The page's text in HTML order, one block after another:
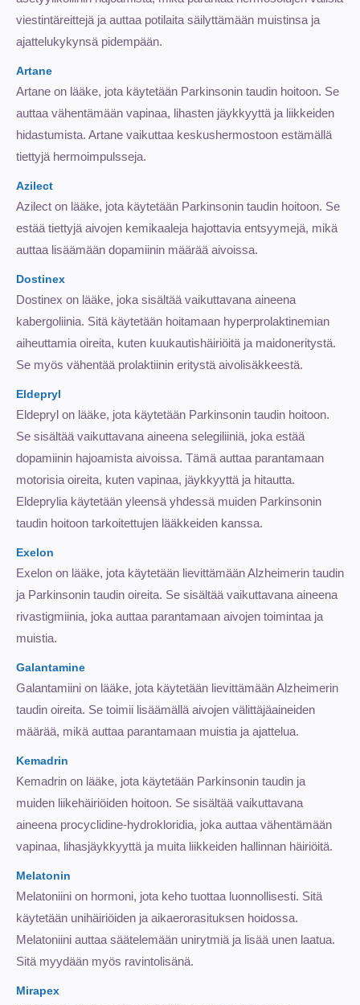
viestintäreittejä ja auttaa potilaita säilyttämään muistinsa ja
ajattelukykynsä pidempään.
Artane
Artane on lääke, jota käytetään Parkinsonin taudin hoitoon. Se
auttaa vähentämään vapinaa, lihasten jäykkyyttä ja liikkeiden
hidastumista. Artane vaikuttaa keskushermostoon estämällä
tiettyjä hermoimpulsseja.
Azilect
Azilect on lääke, jota käytetään Parkinsonin taudin hoitoon. Se
estää tiettyjä aivojen kemikaaleja hajottavia entsyymejä, mikä
auttaa lisäämään dopamiinin määrää aivoissa.
Dostinex
Dostinex on lääke, joka sisältää vaikuttavana aineena
kabergoliinia. Sitä käytetään hoitamaan hyperprolaktinemian
aiheuttamia oireita, kuten kuukautishäiriöitä ja maidoneritystä.
Se myös vähentää prolaktiinin eritystä aivolisäkkeestä.
Eldepryl
Eldepryl on lääke, jota käytetään Parkinsonin taudin hoitoon.
Se sisältää vaikuttavana aineena selegiliiniä, joka estää
dopamiinin hajoamista aivoissa. Tämä auttaa parantamaan
motorisia oireita, kuten vapinaa, jäykkyyttä ja hitautta.
Eldeprylia käytetään yleensä yhdessä muiden Parkinsonin
taudin hoitoon tarkoitettujen lääkkeiden kanssa.
Exelon
Exelon on lääke, jota käytetään lievittämään Alzheimerin taudin
ja Parkinsonin taudin oireita. Se sisältää vaikuttavana aineena
rivastigmiinia, joka auttaa parantamaan aivojen toimintaa ja
muistia.
Galantamine
Galantamiini on lääke, jota käytetään lievittämään Alzheimerin
taudin oireita. Se toimii lisäämällä aivojen välittäjäaineiden
määrää, mikä auttaa parantamaan muistia ja ajattelua.
Kemadrin
Kemadrin on lääke, jota käytetään Parkinsonin taudin ja
muiden liikehäiriöiden hoitoon. Se sisältää vaikuttavana
aineena procyclidine-hydrokloridia, joka auttaa vähentämään
vapinaa, lihasjäykkyyttä ja muita liikkeiden hallinnan häiriöitä.
Melatonin
Melatoniini on hormoni, jota keho tuottaa luonnollisesti. Sitä
käytetään unihäiriöiden ja aikaerorasituksen hoidossa.
Melatoniini auttaa säätelemään unirytmiä ja lisää unen laatua.
Sitä myydään myös ravintolisänä.
Mirapex